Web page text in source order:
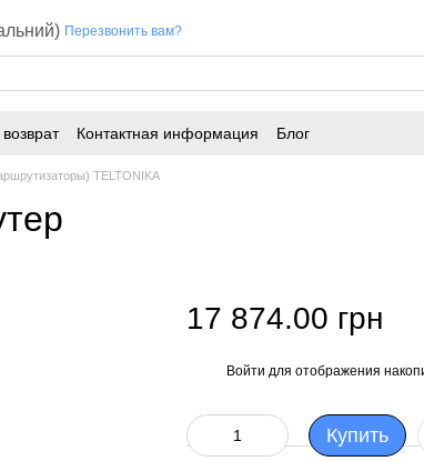
Перезвонить вам?
Контактная информация Блог
TELTONIKA
17 874.00 грн
Войти для отображения
Купить